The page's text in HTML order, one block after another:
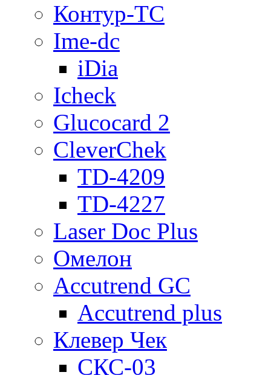
Контур-ТС
Ime-dc
iDia
Icheck
Glucocard 2
CleverChek
TD-4209
TD-4227
Laser Doc Plus
Омелон
Accutrend GC
Accutrend plus
Клевер Чек
СКС-03